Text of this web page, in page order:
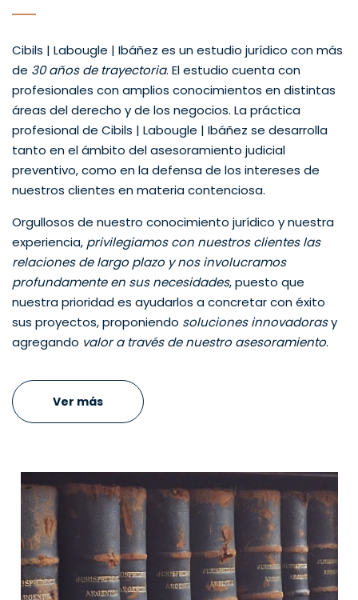
Cibils | Labougle | Ibáñez es un estudio jurídico con más
de 30 años de trayectoria. El estudio cuenta con
profesionales con amplios conocimientos en distintas
áreas del derecho y de los negocios. La práctica
profesional de Cibils | Labougle | Ibáñez se desarrolla
tanto en el ámbito del asesoramiento judicial
preventivo, como en la defensa de los intereses de
nuestros clientes en materia contenciosa.
Orgullosos de nuestro conocimiento jurídico y nuestra
experiencia, privilegiamos con nuestros clientes las
relaciones de largo plazo y nos involucramos
profundamente en sus necesidades, puesto que
nuestra prioridad es ayudarlos a concretar con éxito
sus proyectos, proponiendo soluciones innovadorasy
agregando valor a través de nuestro asesoramiento.
Ver más